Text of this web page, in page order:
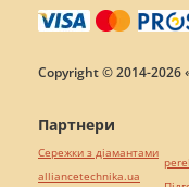
Copyright © 2014-2026
Партнери
Сережки з діамантами
alliancetechnika.ua